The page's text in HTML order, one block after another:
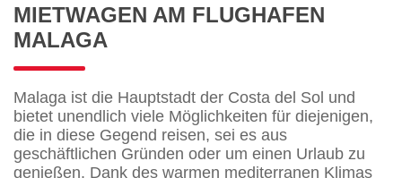
MIETWAGEN AM FLUGHAFEN
MALAGA
Malaga ist die Hauptstadt der Costa del Sol und
bietet unendlich viele Möglichkeiten für diejenigen,
die in diese Gegend reisen, sei es aus
geschäftlichen Gründen oder um einen Urlaub zu
genießen. Dank des warmen mediterranen Klimas